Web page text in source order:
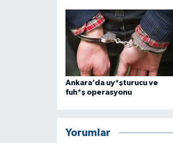
Ankara’da uy*şturucu ve
fuh*ş operasyonu
Yorumlar